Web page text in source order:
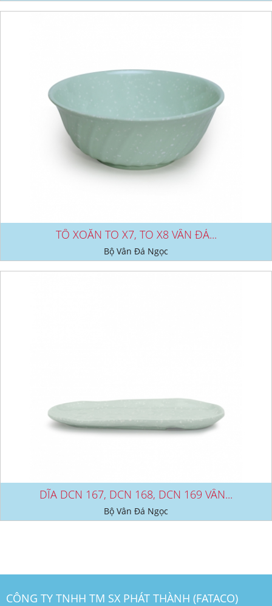
TÔ XOẮN TO X7, TO X8 VÂN ĐÁ...
Bộ Vân Đá Ngọc
DĨA DCN 167, DCN 168, DCN 169 VÂN...
Bộ Vân Đá Ngọc
CÔNG TY TNHH TM SX PHÁT THÀNH (FATACO)